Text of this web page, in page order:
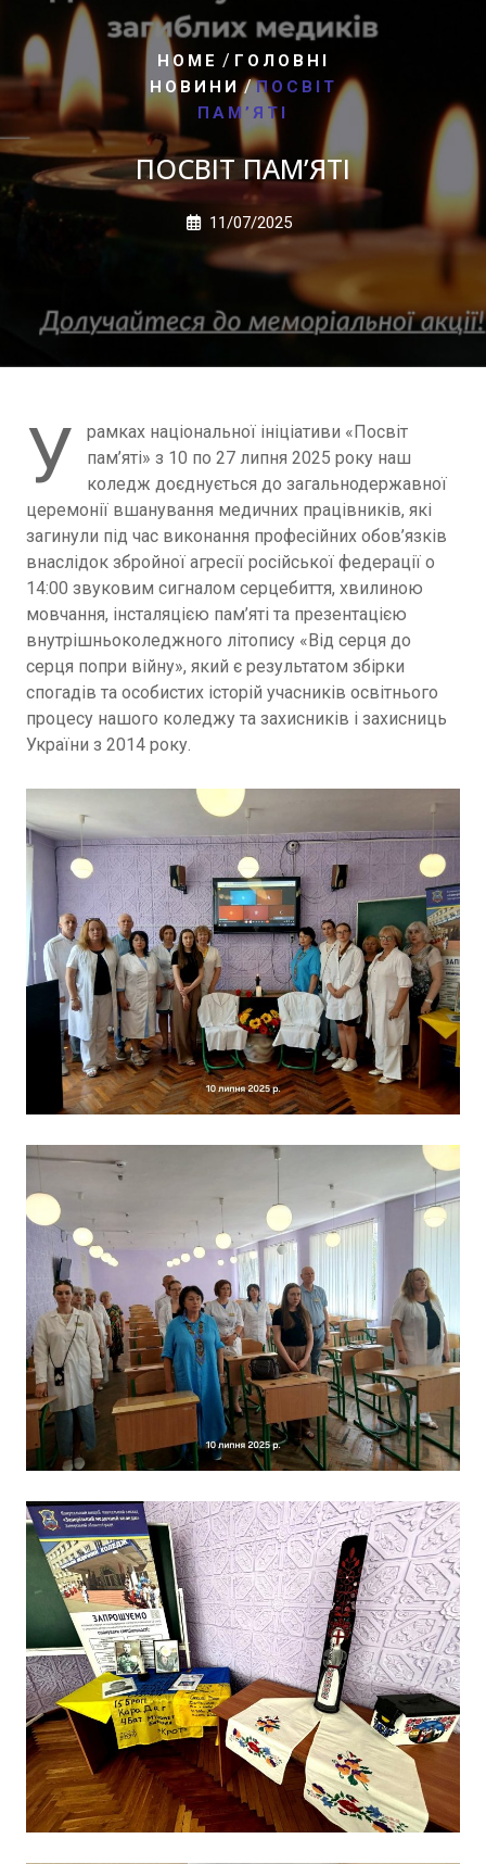
HOME / ГОЛОВНІ
НОВИНИ /ПОСВІТ
ПАМ’ЯТІ
ПОСВІТ ПАМ’ЯТІ
11/07/2025
У
рамках національної ініціативи «Посвіт
пам’яті» з 10 по 27 липня 2025 року наш
коледж доєднується до загальнодержавної
церемонії вшанування медичних працівників, які
загинули під час виконання професійних обов’язків
внаслідок збройної агресії російської федерації о
14:00 звуковим сигналом серцебиття, хвилиною
мовчання, інсталяцією пам’яті та презентацією
внутрішньоколеджного літопису «Від серця до
серця попри війну», який є результатом збірки
спогадів та особистих історій учасників освітнього
процесу нашого коледжу та захисників і захисниць
України з 2014 року.